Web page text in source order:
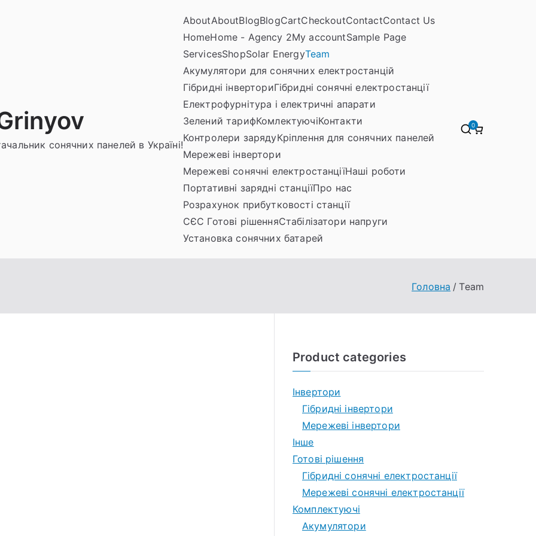
сонячних панелей в Україні!
AboutAboutBlogBlogCartCheckoutContactContact Us
HomeHome - Agency 2My accountSample Page
ServicesShopSolar EnergyTeam
Акумулятори для сонячних електростанцій
Гібридні інверториГібридні сонячні електростанції
Електрофурнітура і електричні апарати
Зелений тарифКомлектуючіКонтакти
Контролери зарядуКріплення для сонячних панелей
Мережеві інвертори
Мережеві сонячні електростанціїНаші роботи
Портативні зарядні станціїПро нас
Розрахунок прибутковості станції
СЄС Готові рішенняСтабілізатори напруги
Установка сонячних батарей
0
Головна Team
Product categories
Інвертори
Гібридні інвертори
Мережеві інвертори
Інше
Готові рішення
Гібридні сонячні електростанції
Мережеві сонячні електростанції
Комплектуючі
Акумулятори